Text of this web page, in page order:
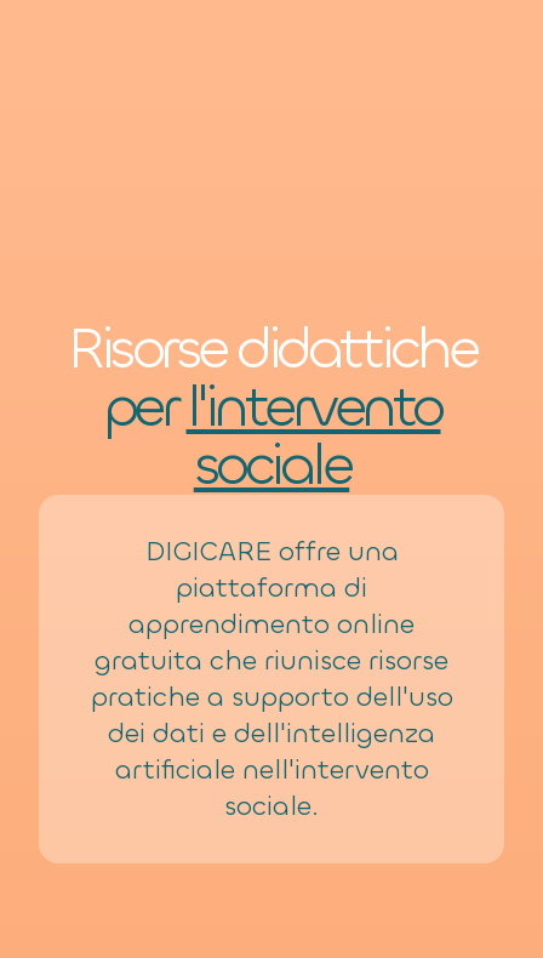
Risorse didattiche
perl'intervento
sociale
DIGICARE offre una
piattaforma di
apprendimento online
gratuita che riunisce risorse
pratiche a supporto dell'uso
dei dati e dell'intelligenza
artificiale nell'intervento
sociale.